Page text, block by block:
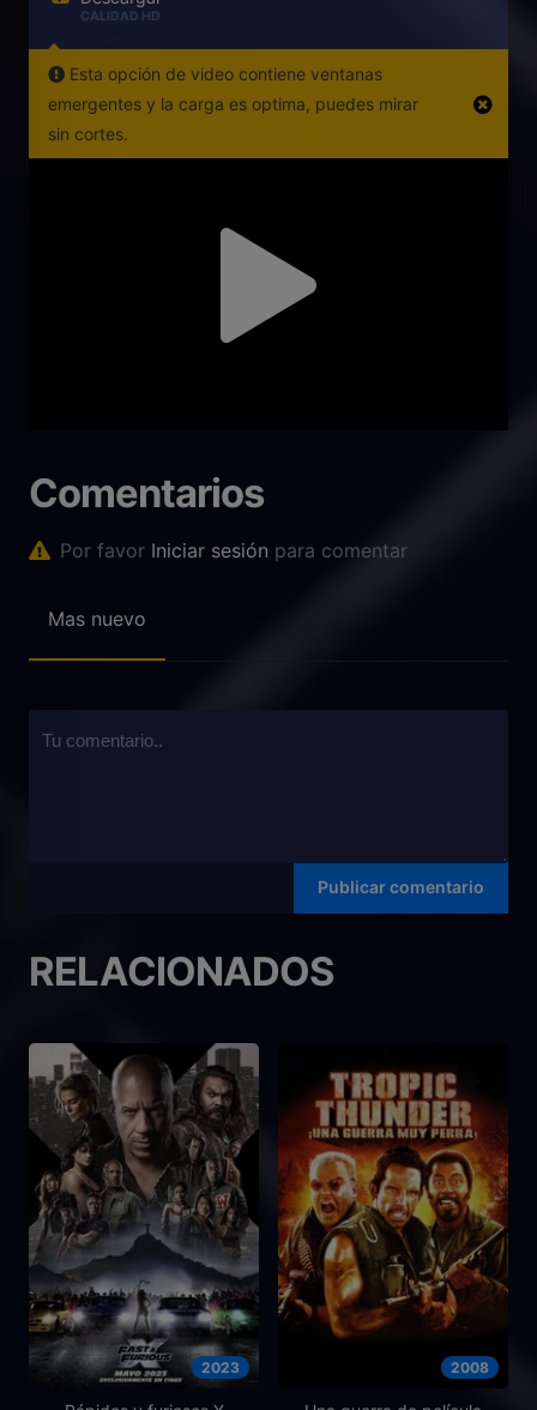
CALIDAD HD
Esta opción de video contiene ventanas
emergentes y la carga es optima, puedes mirar
sin cortes.
Comentarios
Por favor Iniciar sesión para comentar
Mas nuevo
RELACIONADOS
2023 2008